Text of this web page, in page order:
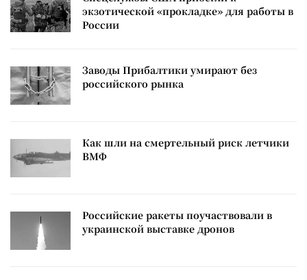
экзотической «прокладке» для работы в
России
Заводы Прибалтики умирают без
российского рынка
Как шли на смертельный риск летчики
ВМФ
Российские ракеты поучаствовали в
украинской выставке дронов